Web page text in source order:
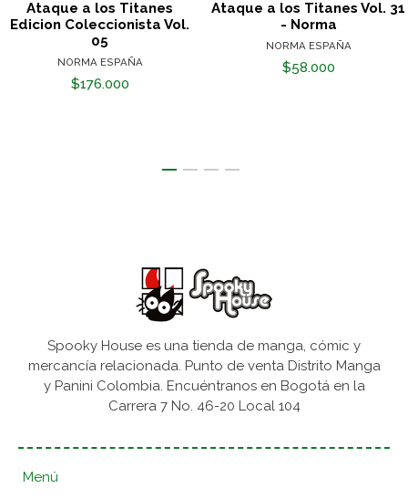
Ataque a los Titanes
Edicion Coleccionista Vol.
05
NORMA ESPAÑA
$176.000
Ataque a los Titanes Vol. 31
- Norma
NORMA ESPAÑA
$58.000
Spooky House es una tienda de manga, cómic y
mercancía relacionada. Punto de venta Distrito Manga
y Panini Colombia. Encuéntranos en Bogotá en la
Carrera 7 No. 46-20 Local 104
Menú